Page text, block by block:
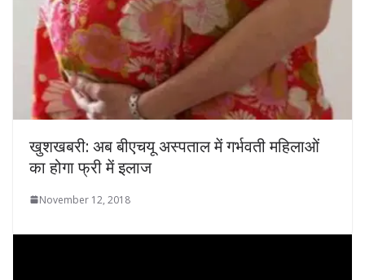
खुशखबरी: अब बीएचयू अस्‍पताल में गर्भवती महिलाओं
का होगा फ्री में इलाज
November 12, 2018